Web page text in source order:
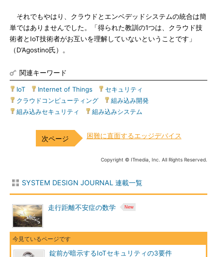
それでもやはり、クラウドとエンベデッドシステムの統合は簡
単ではありませんでした。「得られた教訓の1つは、クラウド技
術者とIoT技術者がお互いを理解していないということです」
（D’Agostino氏）。
関連キーワード
IoT Internet of Things セキュリティ
クラウドコンピューティング
組み込み開発
組み込みセキュリティ
組み込みシステム
困難に直面するエッジデバイス
Copyright © ITmedia, Inc. All Rights Reserved.
SYSTEM DESIGN JOURNAL 連載一覧
走行距離不安症の数学
錠前が暗示するIoTセキュリティの3要件